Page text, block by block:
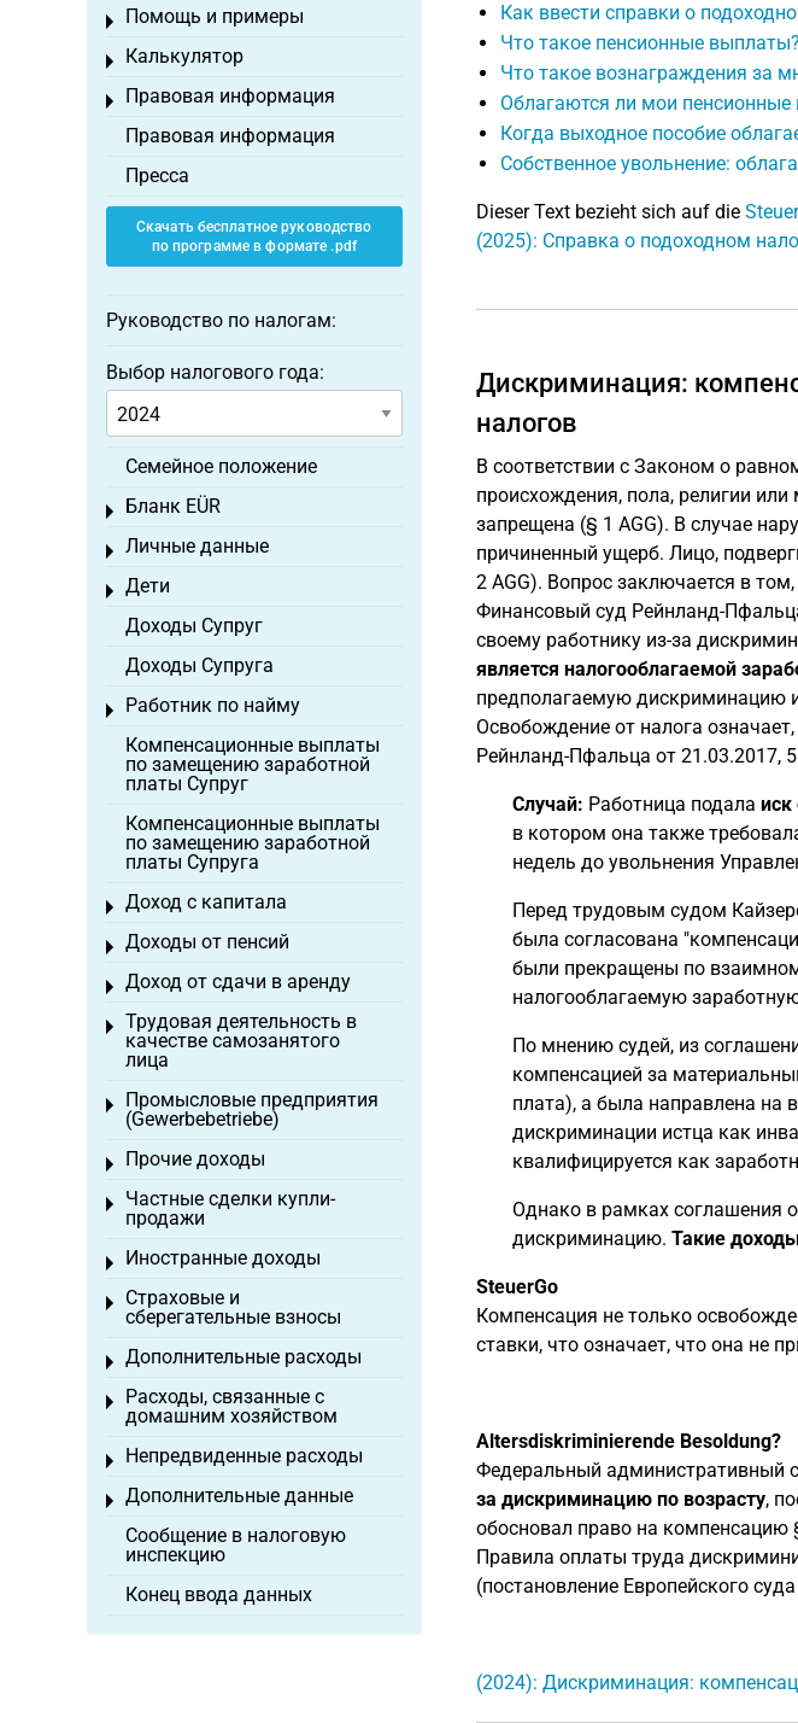
Как ввести справки о
Что такое пенсионные выплаты?
Что такое вознаграждения за
Облагаются ли мои
Когда выходное пособие
Собственное увольнение:
Dieser Text bezieht sich auf die
(2025): Справка о подоходном
Дискриминация:
налогов
В соответствии с Законом о
происхождения, пола, религии
запрещена (§ 1 AGG). В случае
причиненный ущерб. Лицо,
2 AGG). Вопрос заключается в
Финансовый суд Рейнланд-
своему работнику из-за
является налогооблагаемой
предполагаемую дискриминацию
Освобождение от налога
Рейнланд-Пфальца от 21.03.2017,
Случай: Работница подала иск
в котором она также
недель до увольнения
Перед трудовым судом
была согласована
были прекращены по
налогооблагаемую
По мнению судей, из
компенсацией за
плата), а была направлена на
дискриминации истца как
квалифицируется как
Однако в рамках соглашения
дискриминацию. Такие
SteuerGo
Компенсация не только
ставки, что означает, что она не
Altersdiskriminierende Besoldung?
Федеральный административный
за дискриминацию по возрасту,
обосновал право на компенсацию
Правила оплаты труда
(постановление Европейского
(2024): Дискриминация:
Помощь и примеры
Toggle menu
Калькулятор
Toggle menu
Правовая информация
Toggle menu
Правовая информация
Пресса
Скачать бесплатное руководство
по программе в формате .pdf
Руководство по налогам:
Выбор налогового года:
Семейное положение
Бланк EÜR
Toggle menu
Личные данные
Toggle menu
Дети
Toggle menu
Доходы Супруг
Доходы Супруга
Работник по найму
Toggle menu
Компенсационные выплаты
по замещению заработной
платы Супруг
Компенсационные выплаты
по замещению заработной
платы Супруга
Доход с капитала
Toggle menu
Доходы от пенсий
Toggle menu
Доход от сдачи в аренду
Toggle menu
Трудовая деятельность в
качестве самозанятого
лица
Toggle menu
Промысловые предприятия
(Gewerbebetriebe)
Toggle menu
Прочие доходы
Toggle menu
Частные сделки купли-
продажи
Toggle menu
Иностранные доходы
Toggle menu
Страховые и
сберегательные взносы
Toggle menu
Дополнительные расходы
Toggle menu
Расходы, связанные с
домашним хозяйством
Toggle menu
Непредвиденные расходы
Toggle menu
Дополнительные данные
Toggle menu
Сообщение в налоговую
инспекцию
Конец ввода данных